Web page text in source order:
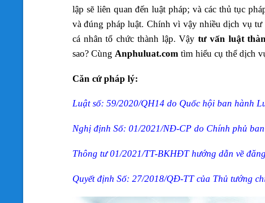
lập sẽ liên quan đến luật pháp; và các thủ tục
và đúng pháp luật. Chính vì vậy nhiều dịch vụ
cá nhân tổ chức thành lập. Vậytư vấn luật
sao? Cùng Anphuluat.com tìm hiểu cụ thể dịch
Căn cứ pháp lý:
Luật số: 59/2020/QH14 do Quốc hội ban hành
Nghị định Số: 01/2021/NĐ-CP do Chính phủ
Thông tư 01/2021/TT-BKHĐT hướng dẫn về
Quyết định Số: 27/2018/QĐ-TT của Thủ tướng